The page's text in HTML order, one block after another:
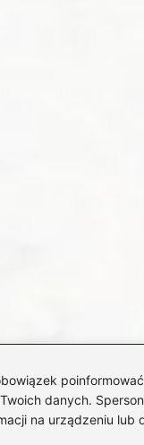
danych.
na urządzeniu lub